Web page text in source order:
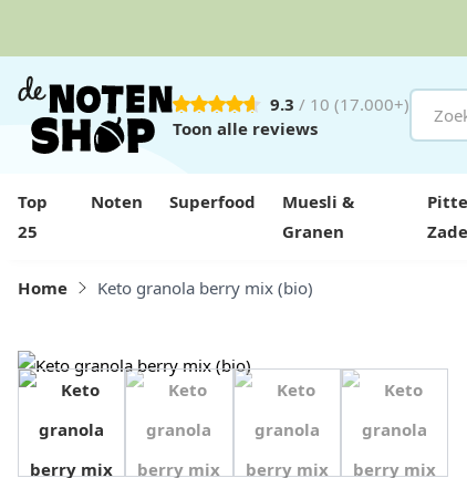
Ga naar de inhoud
9.3 / 10 (17.000+)
Toon alle reviews
Top
25
Noten Superfood
Muesli &
Granen
Home Keto granola berry mix (bio)
View image 1View image 2View image 3View